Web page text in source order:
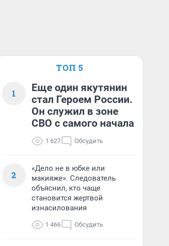
ТОП 5
1
Еще один якутянин
стал Героем России.
Он служил в зоне
СВО с самого начала
1 627 Обсудить
2
«Дело не в юбке или
макияже». Следователь
объяснил, кто чаще
становится жертвой
изнасилования
1 466 Обсудить